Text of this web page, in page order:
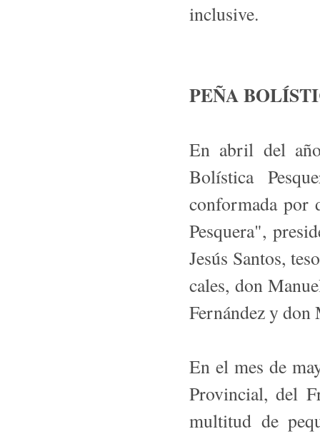
inclusive.
PEÑA
En abril del
Bolística
conformada por
Pesquera",
Jesús Santos,
cales, don
Fernández y don
En el mes de
Provincial, del
multitud de